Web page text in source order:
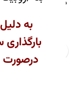
به
درصورت
تابه عروس مدل